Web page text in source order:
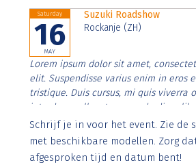
Saturday
16
MAY
Suzuki Roadshow
Rockanje (ZH)
Lorem ipsum dolor sit amet,
elit. Suspendisse varius enim in eros
tristique. Duis cursus, mi quis viverra
interdum nulla, ut commodo diam
Aenean faucibus nibh et justo cursus
imperdiet. Nunc ut sem vitae risus
Schrijf je in voor het event. Zie de
met beschikbare modellen. Zorg
afgesproken tijd en datum bent!